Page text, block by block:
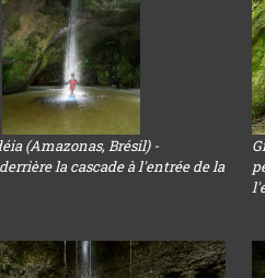
(Amazonas, Brésil) -
la cascade à l'entrée de la